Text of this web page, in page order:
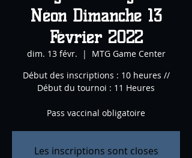
Néon Dimanche 13
Février 2O22
dim. 13 févr.
  |
MTG Game Center
Début des inscriptions : 10 heures //
Début du tournoi : 11 Heures
Pass vaccinal obligatoire
Les inscriptions sont closes